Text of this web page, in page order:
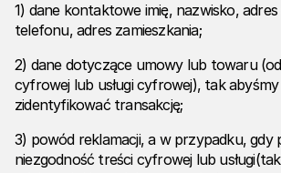
1) dane kontaktowe imię, nazwisko,
telefonu, adres zamieszkania;
2) dane dotyczące umowy lub towaru
cyfrowej lub usługi cyfrowej), tak abyśmy
zidentyfikować transakcję;
3) powód reklamacji, a w przypadku, gdy
niezgodność treści cyfrowej lub